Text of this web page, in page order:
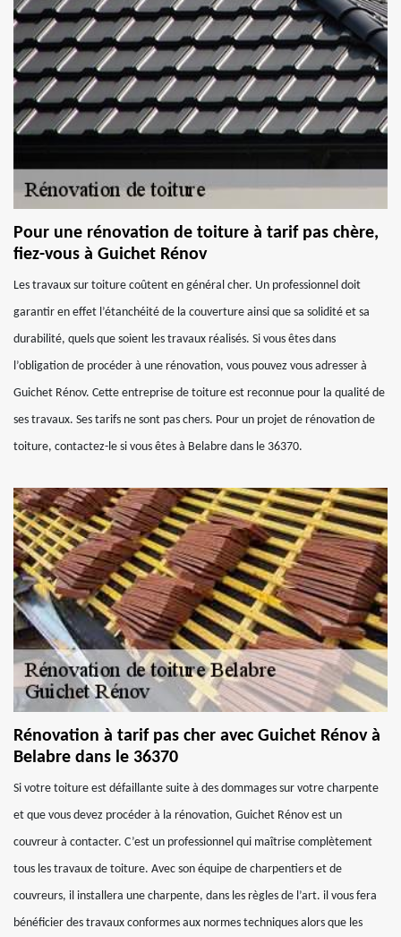
Pour une rénovation de toiture à tarif pas chère,
fiez-vous à Guichet Rénov
Les travaux sur toiture coûtent en général cher. Un professionnel doit
garantir en effet l’étanchéité de la couverture ainsi que sa solidité et sa
durabilité, quels que soient les travaux réalisés. Si vous êtes dans
l’obligation de procéder à une rénovation, vous pouvez vous adresser à
Guichet Rénov. Cette entreprise de toiture est reconnue pour la qualité de
ses travaux. Ses tarifs ne sont pas chers. Pour un projet de rénovation de
toiture, contactez-le si vous êtes à Belabre dans le 36370.
Rénovation à tarif pas cher avec Guichet Rénov à
Belabre dans le 36370
Si votre toiture est défaillante suite à des dommages sur votre charpente
et que vous devez procéder à la rénovation, Guichet Rénov est un
couvreur à contacter. C’est un professionnel qui maîtrise complètement
tous les travaux de toiture. Avec son équipe de charpentiers et de
couvreurs, il installera une charpente, dans les règles de l’art. il vous fera
bénéficier des travaux conformes aux normes techniques alors que les